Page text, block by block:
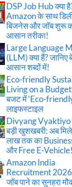
DSP Job Hub क्या
Amazon के साथ
बिजनेस और जॉब शुरू
आसान तरीका!
Large Language
(LLM) क्या हैं? जानिए
आसान शब्दों में!
Eco-friendly
Living on a
बजट में ‘Eco-
लाइफस्टाइल
Divyang Vyaktiyo
बड़ी खुशखबरी: अब
लाख तक का
और Free E-Vehicle!
Amazon India
Recruitment
जॉब पाने का सुनहरा